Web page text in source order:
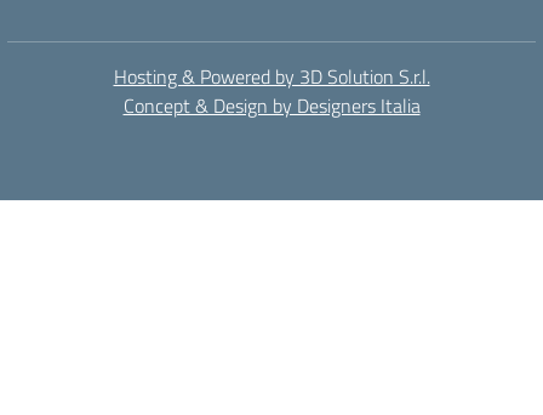
Hosting & Powered by 3D Solution S.r.l.
Concept & Design by Designers Italia